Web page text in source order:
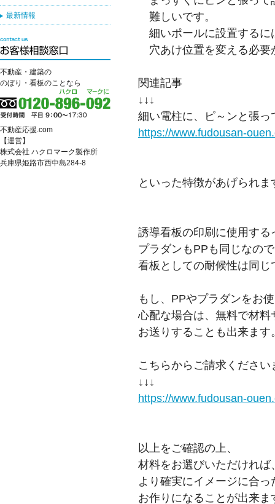
難しいです。
細いポールに設置するに
穴あけ位置を変える必要
関連記事
↓↓↓
細い電柱に、ピ～ンと張
https://www.fudousan-
といった特徴があげられま
誘導看板の印刷に使用する
プラダンもPPも同じなの
看板としての耐候性は同じ
もし、PPやプラダンをお
心配な場合は、無料で材料
お送りすることも出来ます
こちらからご請求ください
↓↓↓
https://www.fudousan-
以上をご確認の上、
材料をお選びいただければ
より確実にイメージに合っ
お作りになることが出来ま
最新情報
不動産・建築の
のぼり・看板のことなら
不動産応援.com
【運営】
株式会社 ハクロマーク製作所
兵庫県姫路市西中島284-8